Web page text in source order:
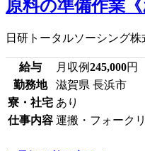
原料の準備作業《
日研トータルソーシング株
給与 月収例245,000円
勤務地
滋賀県 長浜市
寮・社宅 あり
仕事内容 運搬・フォーク